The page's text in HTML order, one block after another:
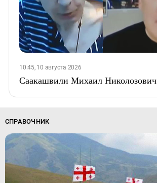
10:45, 10 августа 2026
Саакашвили Михаил Николозович
СПРАВОЧНИК